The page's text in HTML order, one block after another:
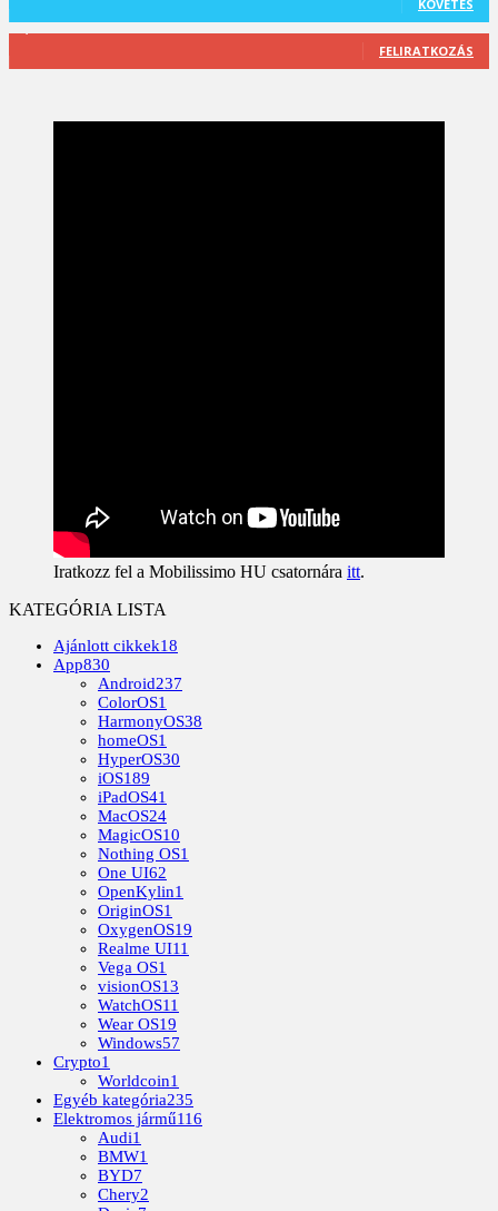
KÖVETÉS
FELIRATKOZÁS
Iratkozz fel a Mobilissimo HU csatornára itt.
KATEGÓRIA LISTA
Ajánlott cikkek18
App830
Android237
ColorOS1
HarmonyOS38
homeOS1
HyperOS30
iOS189
iPadOS41
MacOS24
MagicOS10
Nothing OS1
One UI62
OpenKylin1
OriginOS1
OxygenOS19
Realme UI11
Vega OS1
visionOS13
WatchOS11
Wear OS19
Windows57
Crypto1
Worldcoin1
Egyéb kategória235
Elektromos jármű116
Audi1
BMW1
BYD7
Chery2